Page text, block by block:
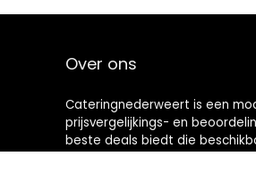
Over ons
Cateringnederweert is een
prijsvergelijkings- en
beste deals biedt die